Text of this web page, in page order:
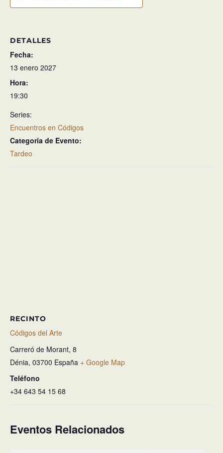
DETALLES
Fecha:
13 enero 2027
Hora:
19:30
Series:
Encuentros en Códigos
Categoría de Evento:
Tardeo
RECINTO
Códigos del Arte
Carreró de Morant, 8
Dénia, 03700 España + Google Map
Teléfono
+34 643 54 15 68
Eventos Relacionados